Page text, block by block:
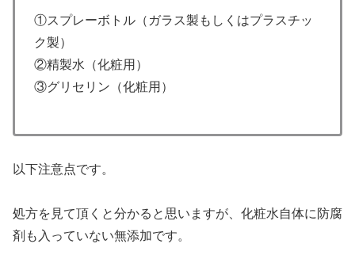
①スプレーボトル（ガラス製もしくはプラスチッ
ク製）
②精製水（化粧用）
③グリセリン（化粧用）
以下注意点です。
処方を見て頂くと分かると思いますが、化粧水自体に防腐
剤も入っていない無添加です。